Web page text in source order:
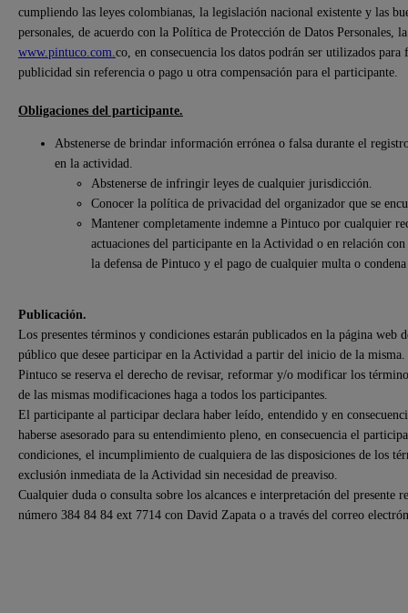
cumpliendo las leyes colombianas, la legislación nacional existente y las
personales, de acuerdo con la Política de Protección de Datos Personales,
www.pintuco.com. co, en consecuencia los datos podrán ser utilizados
publicidad sin referencia o pago u otra compensación para el participante.
Obligaciones del participante.
Abstenerse de brindar información errónea o falsa durante el
en la actividad.
Abstenerse de infringir leyes de cualquier jurisdicción.
Conocer la política de privacidad del organizador que se
Mantener completamente indemne a Pintuco por cualquier
actuaciones del participante en la Actividad o en relación
la defensa de Pintuco y el pago de cualquier multa o
Publicación.
Los presentes términos y condiciones estarán publicados en la página web
público que desee participar en la Actividad a partir del inicio de la misma.
Pintuco se reserva el derecho de revisar, reformar y/o modificar los
de las mismas modificaciones haga a todos los participantes.
El participante al participar declara haber leído, entendido y en
haberse asesorado para su entendimiento pleno, en consecuencia el
condiciones, el incumplimiento de cualquiera de las disposiciones de los
exclusión inmediata de la Actividad sin necesidad de preaviso.
Cualquier duda o consulta sobre los alcances e interpretación del presente
número 384 84 84 ext 7714 con David Zapata o a través del correo